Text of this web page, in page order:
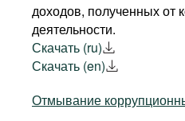
доходов, полученных от
деятельности.
Скачать (ru)
Скачать (en)
Отмывание